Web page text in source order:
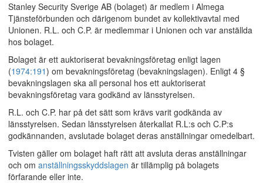
Stanley Security Sverige AB (bolaget) är medlem i Almega
Tjänsteförbunden och därigenom bundet av kollektivavtal med
Unionen. R.L. och C.P. är medlemmar i Unionen och var anställda
hos bolaget.
Bolaget är ett auktoriserat bevakningsföretag enligt lagen
(1974:191) om bevakningsföretag (bevakningslagen). Enligt 4 §
bevakningslagen ska all personal hos ett auktoriserat
bevakningsföretag vara godkänd av länsstyrelsen.
R.L. och C.P. har på det sätt som krävs varit godkända av
länsstyrelsen. Sedan länsstyrelsen återkallat R.L:s och C.P:s
godkännanden, avslutade bolaget deras anställningar omedelbart.
Tvisten gäller om bolaget haft rätt att avsluta deras anställningar
och om anställningsskyddslagen är tillämplig på bolagets
förfarande eller inte.